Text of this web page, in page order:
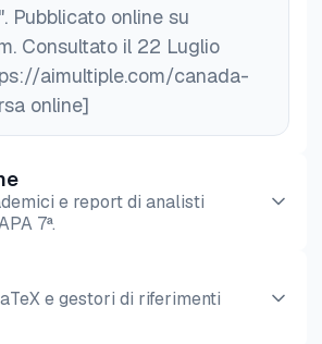
Pubblicato online su
Consultato il 22 Luglio
aimultiple.com/canada-
online]
e report di analisti
7ª.
e gestori di riferimenti